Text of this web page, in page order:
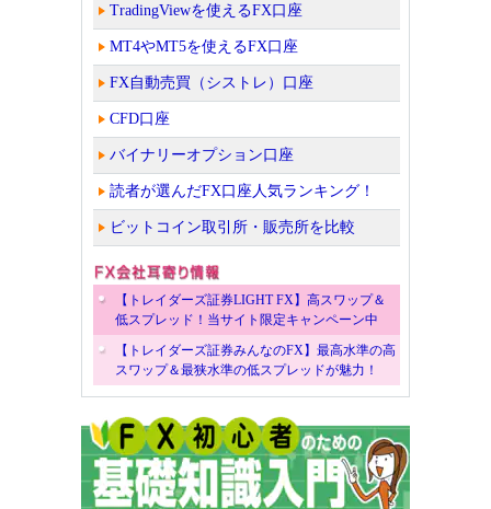
TradingViewを使えるFX口座
MT4やMT5を使えるFX口座
FX自動売買（シストレ）口座
CFD口座
バイナリーオプション口座
読者が選んだFX口座人気ランキング！
ビットコイン取引所・販売所を比較
【トレイダーズ証券LIGHT FX】高スワップ＆
低スプレッド！当サイト限定キャンペーン中
【トレイダーズ証券みんなのFX】最高水準の高
スワップ＆最狭水準の低スプレッドが魅力！